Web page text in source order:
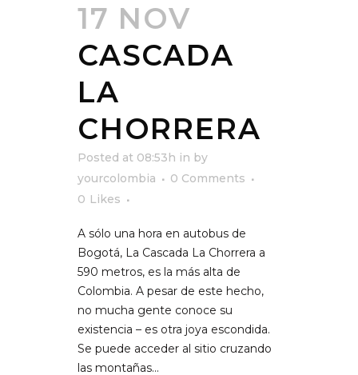
17 NOV
CASCADA
LA
CHORRERA
Posted at 08:53h in by
yourcolombia
0 Comments
0 Likes
A sólo una hora en autobus de
Bogotá, La Cascada La Chorrera a
590 metros, es la más alta de
Colombia. A pesar de este hecho,
no mucha gente conoce su
existencia – es otra joya escondida.
Se puede acceder al sitio cruzando
las montañas...